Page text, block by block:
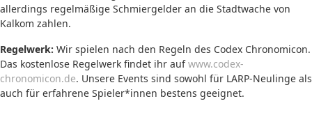
allerdings regelmäßige Schmiergelder an die Stadtwache von
Kalkom zahlen.
Regelwerk: Wir spielen nach den Regeln des Codex Chronomicon.
Das kostenlose Regelwerk findet ihr aufwww.codex-
chronomicon.de. Unsere Events sind sowohl für LARP-Neulinge als
auch für erfahrene Spieler*innen bestens geeignet.